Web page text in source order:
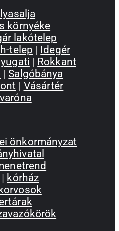
környéke
lakótelep
telep | Idegér
| Rokkant
|Salgóbánya
| Vásártér
önkormányzat
| kórház